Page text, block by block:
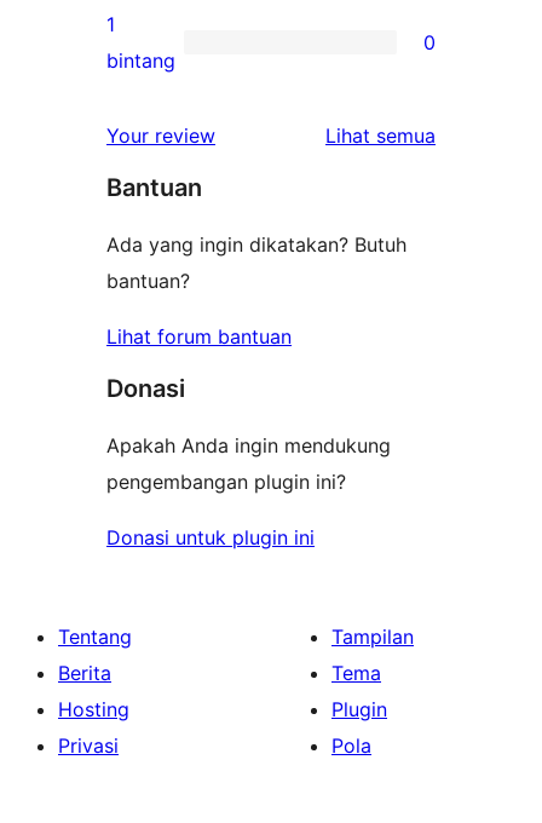
bintang
ulasan
2-
0
1-
1
bintang
0
Your review Lihat semua
Bantuan
Ada yang ingin dikatakan? Butuh
bantuan?
Lihat forum bantuan
Donasi
Apakah Anda ingin mendukung
pengembangan plugin ini?
Donasi untuk plugin ini
Tentang
Berita
Hosting
Privasi
Tampilan
Tema
Plugin
Pola